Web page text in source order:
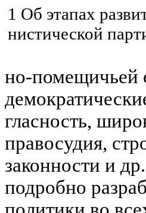
1 Об этапах
нистической
но-помещичьей
гласность,
правосудия,
законности и
подробно